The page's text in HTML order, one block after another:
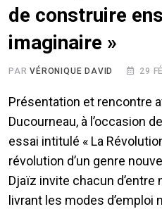
de construire
imaginaire »
PARVÉRONIQUE DAVID 29
Présentation et rencontre
Ducourneau, à l’occasion
essai intitulé « La
révolution d’un genre
Djaïz invite chacun
livrant les modes